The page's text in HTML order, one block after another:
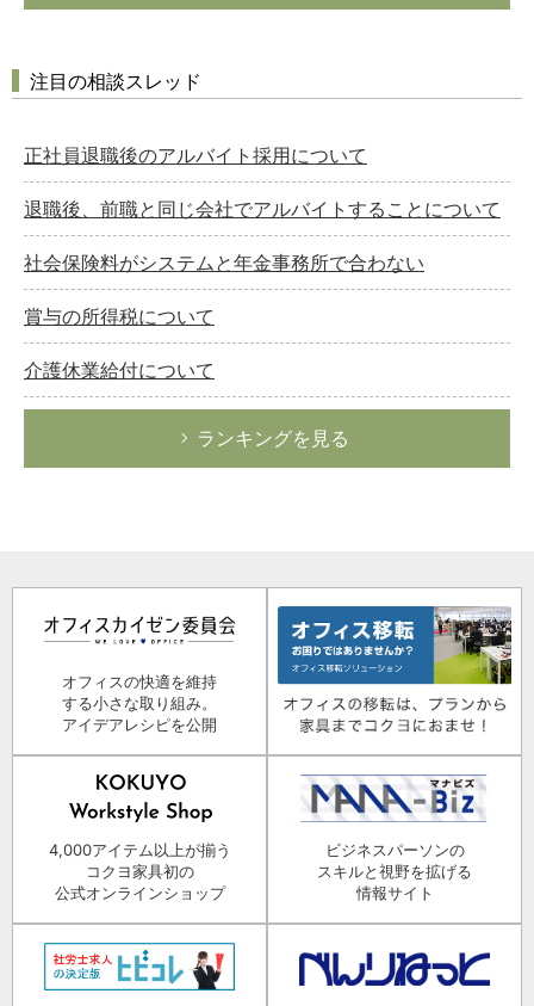
注目の相談スレッド
正社員退職後のアルバイト採用について
退職後、前職と同じ会社でアルバイトすることについて
社会保険料がシステムと年金事務所で合わない
賞与の所得税について
介護休業給付について
ランキングを見る
オフィスの快適を維持
する小さな取り組み。
アイデアレシピを公開
4,000アイテム以上が揃う
コクヨ家具初の
公式オンラインショップ
ビジネスパーソンの
スキルと視野を拡げる
情報サイト